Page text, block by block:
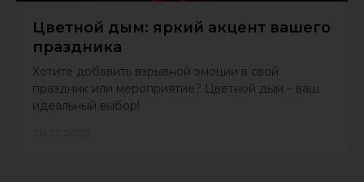
Цветной дым: яркий акцент вашего
праздника
Хотите добавить взрывной эмоции в свой
праздник или мероприятие? Цветной дым – ваш
идеальный выбор!